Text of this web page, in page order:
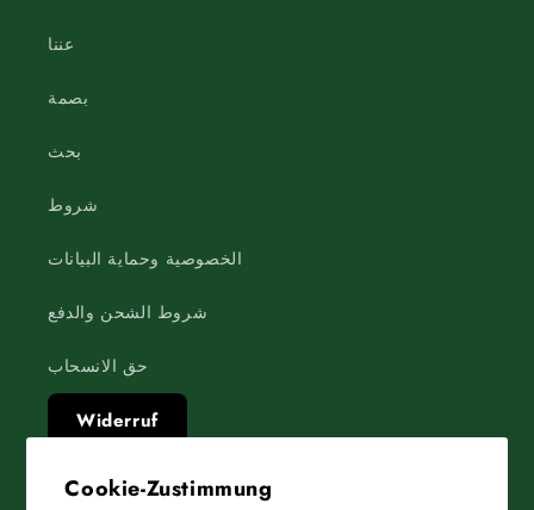
Cookie-Zustimmung
عننا
بصمة
بحث
شروط
الخصوصية وحماية البيانات
شروط الشحن والدفع
حق الانسحاب
Widerruf